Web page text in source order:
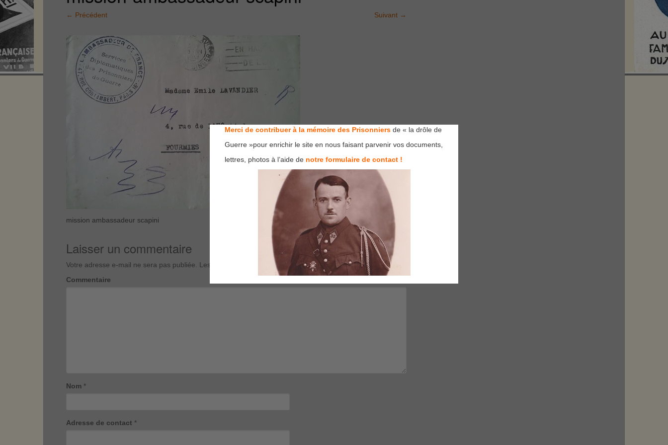
← Précédent Suivant →
mission ambassadeur scapini
Laisser un commentaire
Votre adresse e-mail ne sera pas publiée. Les champs obligatoires sont indiqués avec *
Commentaire
Nom *
Adresse de contact *
Merci de contribuer à la mémoire des Prisonniers de « la drôle de
Guerre »pour enrichir le site en nous faisant parvenir vos documents,
lettres, photos à l’aide de notre formulaire de contact !